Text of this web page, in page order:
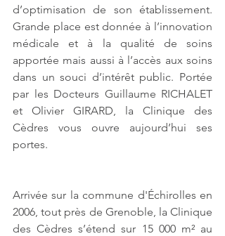
d’optimisation de son établissement.
Grande place est donnée à l’innovation
médicale et à la qualité de soins
apportée mais aussi à l’accès aux soins
dans un souci d’intérêt public. Portée
par les Docteurs Guillaume RICHALET
et Olivier GIRARD, la Clinique des
Cèdres vous ouvre aujourd’hui ses
portes.
Arrivée sur la commune d'Échirolles en
2006, tout près de Grenoble, la Clinique
des Cèdres s’étend sur 15 000 m² au